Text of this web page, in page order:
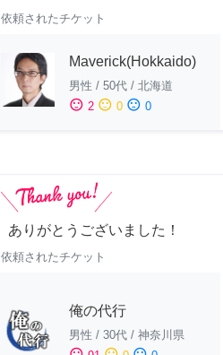
依頼されたチケット
Maverick(Hokkaido)
男性 / 50代 / 北海道
sentiment_satisfied 2 sentiment_neutral 0 sentiment_dissatisfied 0
ありがとうございました！
依頼されたチケット
俺の代行
男性 / 30代 / 神奈川県